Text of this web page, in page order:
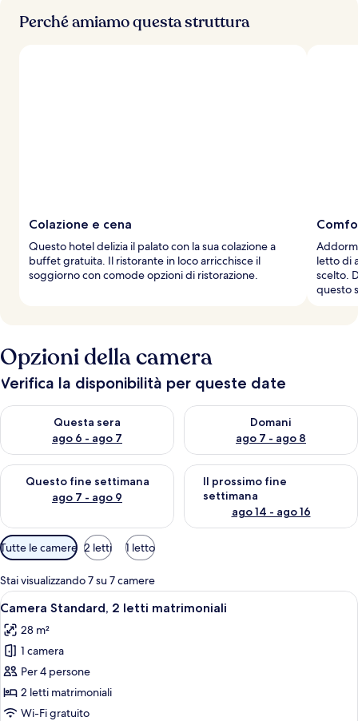
Perché amiamo questa struttura
Colazione e cena
Questo hotel delizia il palato con la sua colazione a
buffet gratuita. Il ristorante in loco arricchisce il
soggiorno con comode opzioni di ristorazione.
letto di
scelto.
questo
Opzioni della camera
Verifica la disponibilità per queste date
Questa sera
ago 6 - ago 7
Verifica la disponibilità per questa sera, ago 6 - ago 7
Domani
ago 7 - ago 8
Verifica la disponibilità per
Questo fine settimana
ago 7 - ago 9
Verifica la disponibilità per questo fine settimana, ago 7 - ago
Il prossimo fine
settimana
ago 14 - ago 16
Verifica la disponibilità per il
Filtri
disponibili
per
le
camere
Tutte le camere 2 letti 1 letto
Stai visualizzando 7 su 7 camere
Apri
tutte
le
foto
per
Camera
Standard,
Camera d'albergo con due letti, una
5
Camera Standard, 2 letti matrimoniali
28 m²
1 camera
Per 4 persone
2 letti matrimoniali
Wi-Fi gratuito